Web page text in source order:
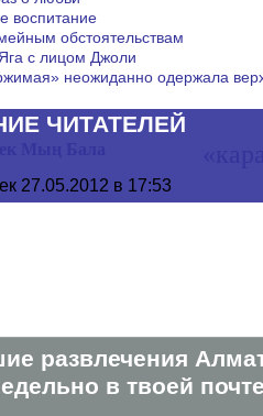
воспитание
обстоятельствам
с лицом Джоли
неожиданно одержала
ЧИТАТЕЛЕЙ
27.05.2012 в 17:53
развлечения
в твоей